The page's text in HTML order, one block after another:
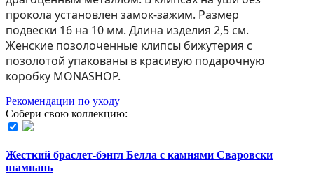
прокола установлен замок-зажим. Размер
подвески 16 на 10 мм. Длина изделия 2,5 см.
Женские позолоченные клипсы бижутерия с
позолотой упакованы в красивую подарочную
коробку MONASHOP.
Рекомендации по уходу
Собери свою коллекцию:
Жесткий браслет-бэнгл Белла с камнями Сваровски
шампань